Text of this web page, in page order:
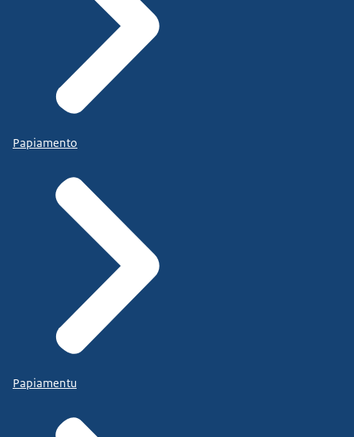
Papiamento
Papiamentu